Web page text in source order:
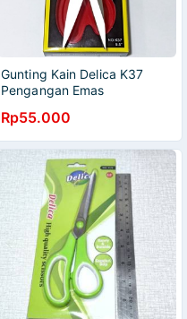
Gunting Kain Delica K37
Pengangan Emas
Rp55.000